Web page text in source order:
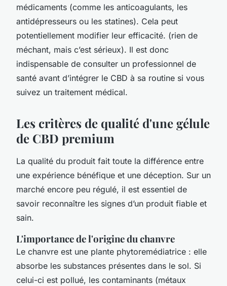
médicaments (comme les anticoagulants, les
antidépresseurs ou les statines). Cela peut
potentiellement modifier leur efficacité. (rien de
méchant, mais c’est sérieux). Il est donc
indispensable de consulter un professionnel de
santé avant d’intégrer le CBD à sa routine si vous
suivez un traitement médical.
Les critères de qualité d'une gélule
de CBD premium
La qualité du produit fait toute la différence entre
une expérience bénéfique et une déception. Sur un
marché encore peu régulé, il est essentiel de
savoir reconnaître les signes d’un produit fiable et
sain.
L'importance de l'origine du chanvre
Le chanvre est une plante phytoremédiatrice : elle
absorbe les substances présentes dans le sol. Si
celui-ci est pollué, les contaminants (métaux